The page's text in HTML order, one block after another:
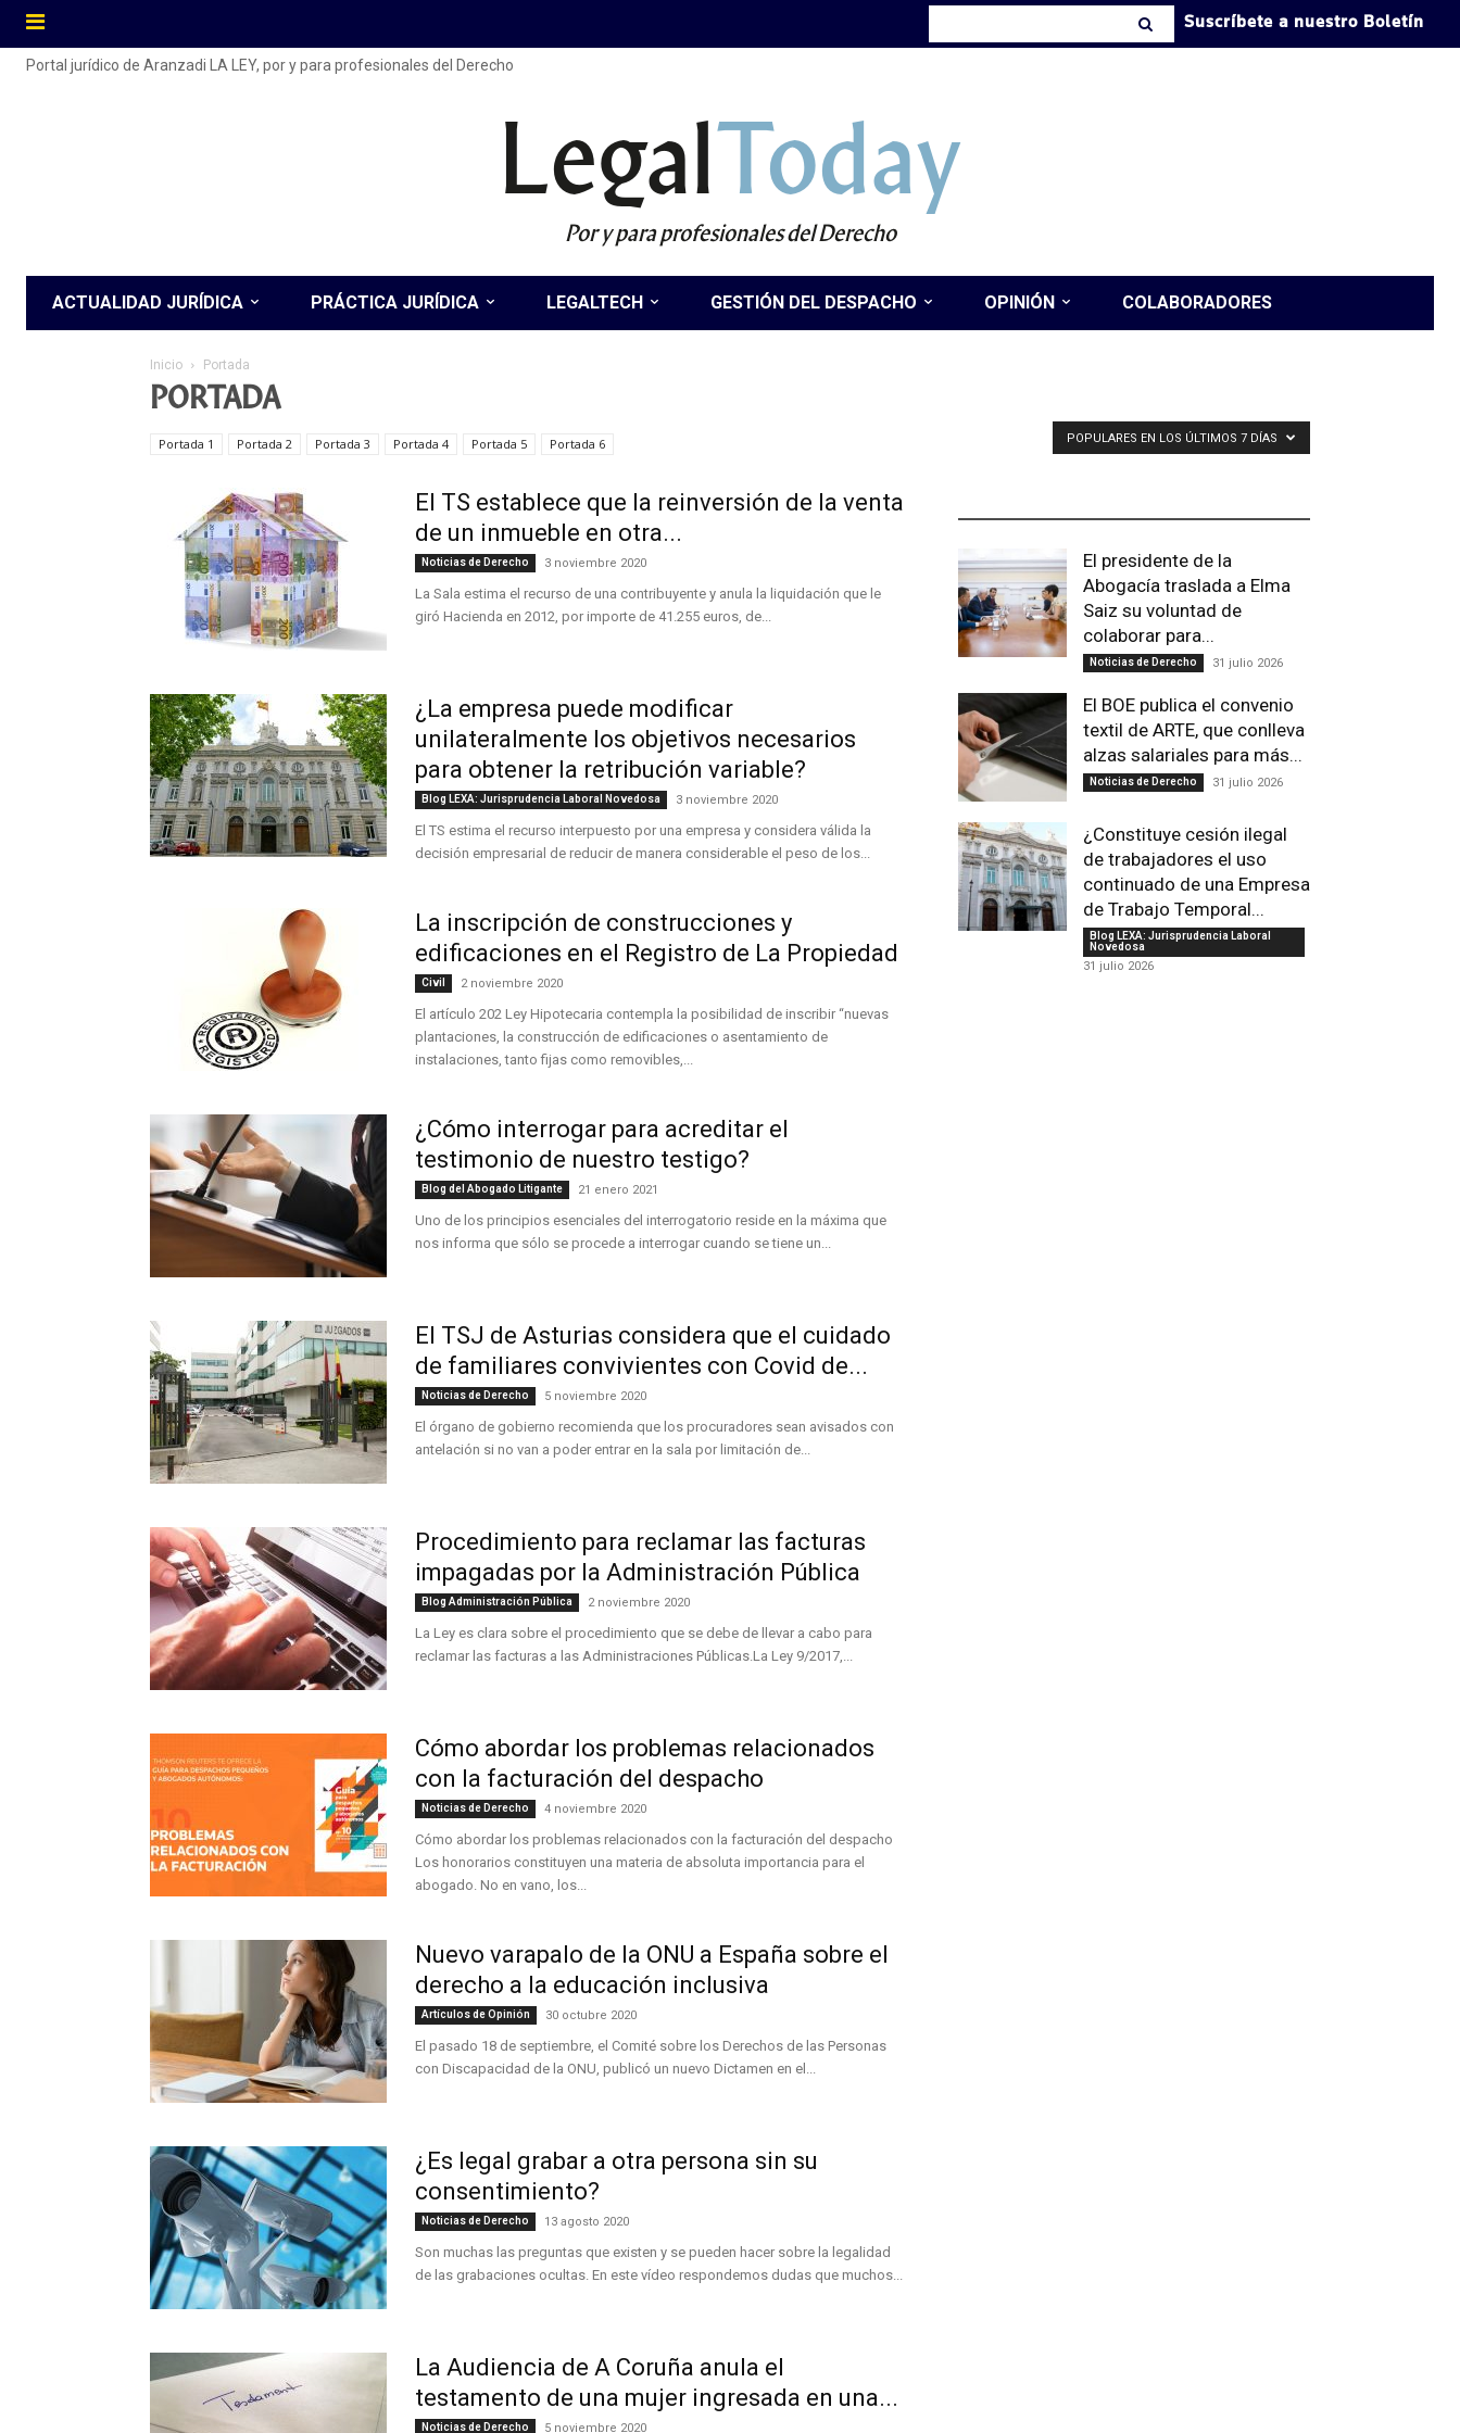
Suscríbete a nuestro Boletín
Portal jurídico de Aranzadi LA LEY, por y para profesionales del Derecho
LegalToday
Por y para profesionales del Derecho
ACTUALIDAD JURÍDICA PRÁCTICA JURÍDICA LEGALTECH GESTIÓN DEL DESPACHO OPINIÓN COLABORADORES
Inicio Portada
PORTADA
Portada 1 Portada 2 Portada 3 Portada 4 Portada 5 Portada 6 POPULARES EN LOS ÚLTIMOS 7 DÍAS
El TS establece que la reinversión de la venta
de un inmueble en otra...
Noticias de Derecho 3 noviembre 2020
La Sala estima el recurso de una contribuyente y anula la liquidación que le
giró Hacienda en 2012, por importe de 41.255 euros, de...
¿La empresa puede modificar
unilateralmente los objetivos necesarios
para obtener la retribución variable?
Blog LEXA: Jurisprudencia Laboral Novedosa 3 noviembre 2020
El TS estima el recurso interpuesto por una empresa y considera válida la
decisión empresarial de reducir de manera considerable el peso de los...
La inscripción de construcciones y
edificaciones en el Registro de La Propiedad
Civil 2 noviembre 2020
El artículo 202 Ley Hipotecaria contempla la posibilidad de inscribir “nuevas
plantaciones, la construcción de edificaciones o asentamiento de
instalaciones, tanto fijas como removibles,...
¿Cómo interrogar para acreditar el
testimonio de nuestro testigo?
Blog del Abogado Litigante 21 enero 2021
Uno de los principios esenciales del interrogatorio reside en la máxima que
nos informa que sólo se procede a interrogar cuando se tiene un...
El TSJ de Asturias considera que el cuidado
de familiares convivientes con Covid de...
Noticias de Derecho 5 noviembre 2020
El órgano de gobierno recomienda que los procuradores sean avisados con
antelación si no van a poder entrar en la sala por limitación de...
Procedimiento para reclamar las facturas
impagadas por la Administración Pública
Blog Administración Pública 2 noviembre 2020
La Ley es clara sobre el procedimiento que se debe de llevar a cabo para
reclamar las facturas a las Administraciones Públicas.La Ley 9/2017,...
Cómo abordar los problemas relacionados
con la facturación del despacho
Noticias de Derecho 4 noviembre 2020
Cómo abordar los problemas relacionados con la facturación del despacho
Los honorarios constituyen una materia de absoluta importancia para el
abogado. No en vano, los...
Nuevo varapalo de la ONU a España sobre el
derecho a la educación inclusiva
Artículos de Opinión 30 octubre 2020
El pasado 18 de septiembre, el Comité sobre los Derechos de las Personas
con Discapacidad de la ONU, publicó un nuevo Dictamen en el...
¿Es legal grabar a otra persona sin su
consentimiento?
Noticias de Derecho 13 agosto 2020
Son muchas las preguntas que existen y se pueden hacer sobre la legalidad
de las grabaciones ocultas. En este vídeo respondemos dudas que muchos...
La Audiencia de A Coruña anula el
testamento de una mujer ingresada en una...
Noticias de Derecho 5 noviembre 2020
El presidente de la
Abogacía traslada a Elma
Saiz su voluntad de
colaborar para...
Noticias de Derecho 31 julio 2026
El BOE publica el convenio
textil de ARTE, que conlleva
alzas salariales para más...
Noticias de Derecho 31 julio 2026
¿Constituye cesión ilegal
de trabajadores el uso
continuado de una Empresa
de Trabajo Temporal...
Blog LEXA: Jurisprudencia Laboral
Novedosa
31 julio 2026